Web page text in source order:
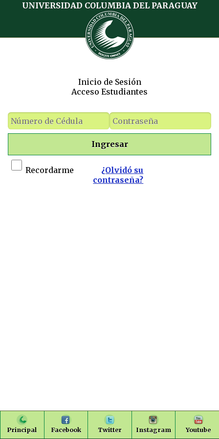
UNIVERSIDAD COLUMBIA DEL PARAGUAY
Inicio de Sesión
Acceso Estudiantes
Ingresar
Recordarme
¿Olvidó su
contraseña?
Principal Facebook Twitter Instagram Youtube